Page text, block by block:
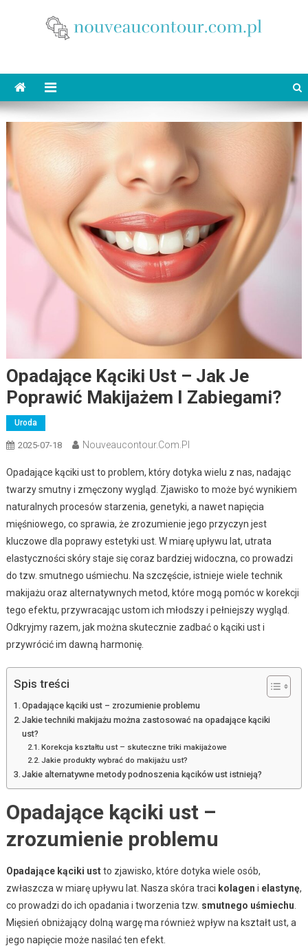
Opadające Kąciki Ust – Jak Je
Poprawić Makijażem I Zabiegami?
Uroda
2025-07-18 Nouveaucontour.com.pl
Opadające kąciki ust to problem, który dotyka wielu z nas, nadając
twarzy smutny i zmęczony wygląd. Zjawisko to może być wynikiem
naturalnych procesów starzenia, genetyki, a nawet napięcia
mięśniowego, co sprawia, że zrozumienie jego przyczyn jest
kluczowe dla poprawy estetyki ust. W miarę upływu lat, utrata
elastyczności skóry staje się coraz bardziej widoczna, co prowadzi
do tzw. smutnego uśmiechu. Na szczęście, istnieje wiele technik
makijażu oraz alternatywnych metod, które mogą pomóc w korekcji
tego efektu, przywracając ustom ich młodszy i pełniejszy wygląd.
Odkryjmy razem, jak można skutecznie zadbać o kąciki ust i
przywrócić im dawną harmonię.
Spis treści
Opadające kąciki ust – zrozumienie problemu
Jakie techniki makijażu można zastosować na opadające kąciki
ust?
Korekcja kształtu ust – skuteczne triki makijażowe
Jakie produkty wybrać do makijażu ust?
Jakie alternatywne metody podnoszenia kącików ust istnieją?
Opadające kąciki ust –
zrozumienie problemu
Opadające kąciki ustto zjawisko, które dotyka wiele osób,
zwłaszcza w miarę upływu lat. Nasza skóra traci kolagen i elastynę,
co prowadzi do ich opadania i tworzenia tzw. smutnego uśmiechu
Mięsień obniżający dolną wargę ma również wpływ na kształt ust, a
jego napięcie może nasilać ten efekt.